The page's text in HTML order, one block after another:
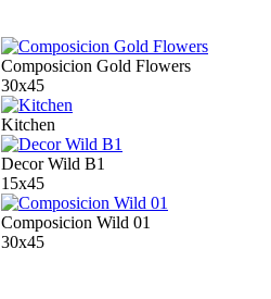
Composicion Gold Flowers
30x45
Kitchen
Decor Wild B1
15x45
Composicion Wild 01
30x45